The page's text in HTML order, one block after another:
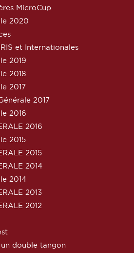
MicroCup
2020
et Internationales
2019
2018
2017
2017
2016
2016
2015
2015
2014
2014
2013
2012
double tangon